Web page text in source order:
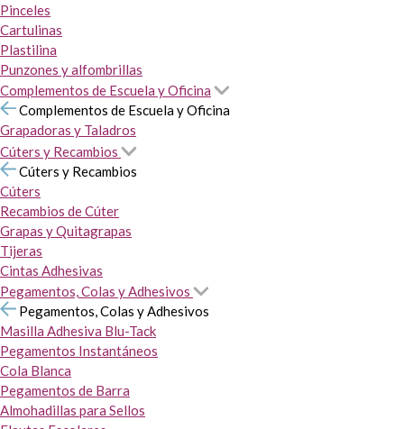
Pinceles
Cartulinas
Plastilina
Punzones y alfombrillas
Complementos de Escuela y Oficina
Complementos de Escuela y Oficina
Grapadoras y Taladros
Cúters y Recambios
Cúters y Recambios
Cúters
Recambios de Cúter
Grapas y Quitagrapas
Tijeras
Cintas Adhesivas
Pegamentos, Colas y Adhesivos
Pegamentos, Colas y Adhesivos
Masilla Adhesiva Blu-Tack
Pegamentos Instantáneos
Cola Blanca
Pegamentos de Barra
Almohadillas para Sellos